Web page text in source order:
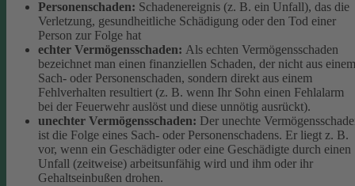
Personenschaden: Schadenereignis (z. B. ein Unfall), das die
Verletzung, gesundheitliche Schädigung oder den Tod einer
Person zur Folge hat
echter Vermögensschaden: Als echten Vermögensschaden
bezeichnet man einen finanziellen Schaden, der nicht aus einem
Sach- oder Personenschaden, sondern direkt aus einem
Fehlverhalten resultiert (z. B. wenn Ihr Sohn einen Fehlalarm
bei der Feuerwehr auslöst und diese unnötig ausrückt).
unechter Vermögensschaden: Der unechte
ist die Folge eines Sach- oder Personenschadens. Er liegt z. B.
vor, wenn ein Geschädigter oder eine Geschädigte durch einen
Unfall (zeitweise) arbeitsunfähig wird und ihm oder ihr
Gehaltseinbußen drohen.